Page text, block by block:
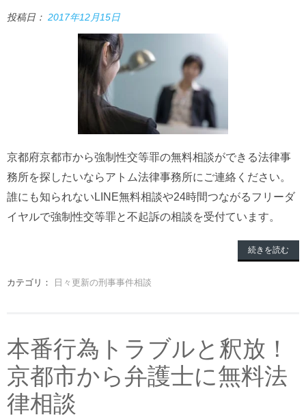
投稿日： 2017年12月15日
京都府京都市から強制性交等罪の無料相談ができる法律事
務所を探したいならアトム法律事務所にご連絡ください。
誰にも知られないLINE無料相談や24時間つながるフリーダ
イヤルで強制性交等罪と不起訴の相談を受付ています。
続きを読む
カテゴリ： 日々更新の刑事事件相談
本番行為トラブルと釈放！
京都市から弁護士に無料法
律相談